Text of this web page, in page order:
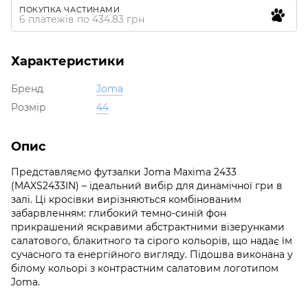
ПОКУПКА ЧАСТИНАМИ
6 платежів по 434.83 грн
Характеристики
Бренд
Joma
Розмір
44
Опис
Представляємо футзалки Joma Maxima 2433
(MAXS2433IN) – ідеальний вибір для динамічної гри в
залі. Ці кросівки вирізняються комбінованим
забарвленням: глибокий темно-синій фон
прикрашений яскравими абстрактними візерунками
салатового, блакитного та сірого кольорів, що надає їм
сучасного та енергійного вигляду. Підошва виконана у
білому кольорі з контрастним салатовим логотипом
Joma.